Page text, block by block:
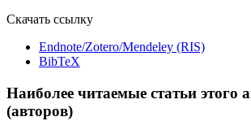
Скачать ссылку
Endnote/Zotero/Mendeley (RIS)
BibTeX
Наиболее читаемые статьи этого
(авторов)